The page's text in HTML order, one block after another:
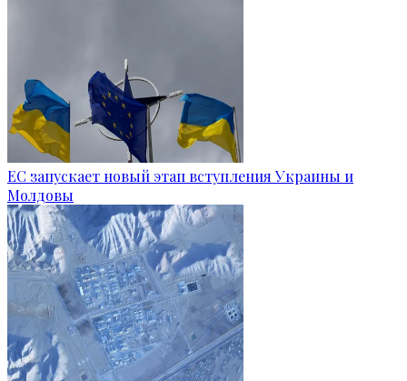
ЕС запускает новый этап вступления Украины и
Молдовы